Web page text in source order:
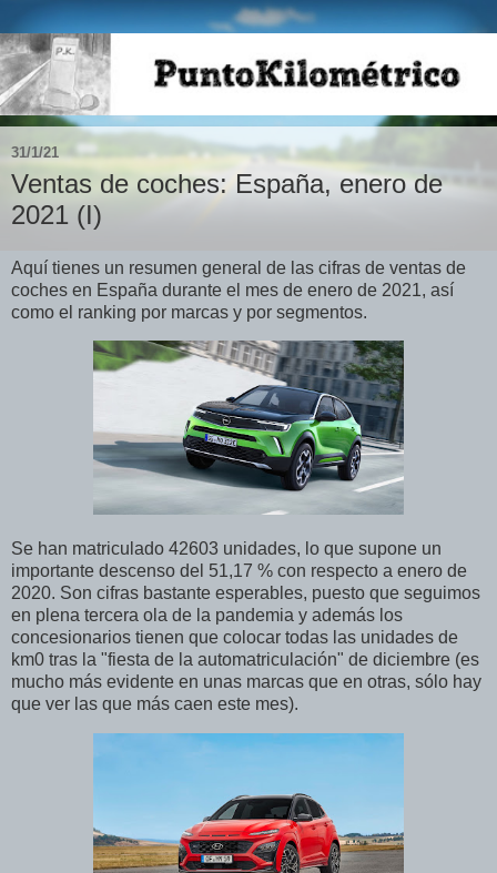
31/1/21
Ventas de coches: España, enero de
2021 (I)
Aquí tienes un resumen general de las cifras de ventas de
coches en España durante el mes de enero de 2021, así
como el ranking por marcas y por segmentos.
Se han matriculado 42603 unidades, lo que supone un
importante descenso del 51,17 % con respecto a enero de
2020. Son cifras bastante esperables, puesto que seguimos
en plena tercera ola de la pandemia y además los
concesionarios tienen que colocar todas las unidades de
km0 tras la "fiesta de la automatriculación" de diciembre (es
mucho más evidente en unas marcas que en otras, sólo hay
que ver las que más caen este mes).